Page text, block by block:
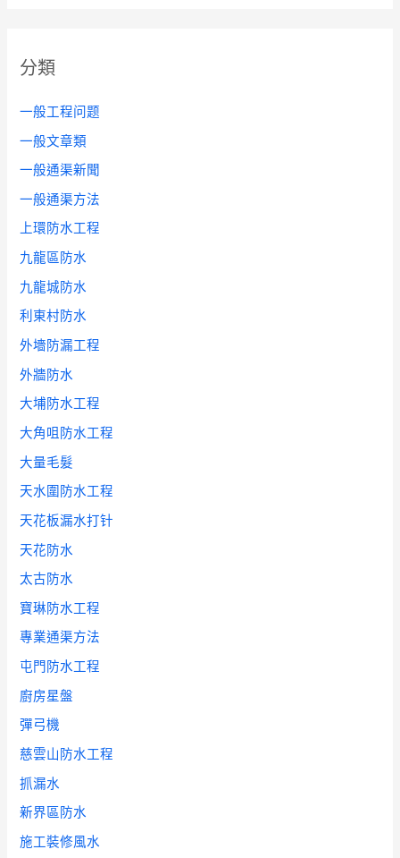
分類
一般工程问题
一般文章類
一般通渠新聞
一般通渠方法
上環防水工程
九龍區防水
九龍城防水
利東村防水
外墻防漏工程
外牆防水
大埔防水工程
大角咀防水工程
大量毛髮
天水圍防水工程
天花板漏水打针
天花防水
太古防水
寶琳防水工程
專業通渠方法
屯門防水工程
廚房星盤
彈弓機
慈雲山防水工程
抓漏水
新界區防水
施工裝修風水